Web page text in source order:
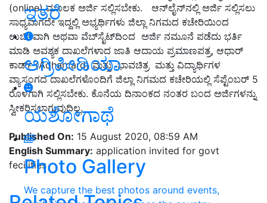
ಇತರೆ
ಅಗ್ರಿಪೀಡಿಯಾ
ಯಶೋಗಾಥೆ
Photo Gallery
We capture the best photos around events,
(online) ಮೂಲಕ ಅರ್ಜಿ ಸಲ್ಲಿಸಬೇಕು. ಆನ್‍ಲೈನ್‍ನಲ್ಲಿ ಅರ್ಜಿ ಸಲ್ಲಿಸಲು
ಸಾಧ್ಯವಾಗದೇ ಇದ್ದಲ್ಲಿ ಅಭ್ಯರ್ಥಿಗಳು ಜಿಲ್ಲಾ ನಿಗಮದ ಕಚೇರಿಯಿಂದ
ಉಚಿತವಾಗಿ ಅಥವಾ ವೆಬ್‍ಸೈಟ್‍ದಿಂದ ಅರ್ಜಿ ನಮೂನೆ ಪಡೆದು ಭರ್ತಿ
ಮಾಡಿ ಅವಶ್ಯಕ ದಾಖಲೆಗಳಾದ ಜಾತಿ ಆದಾಯ ಪ್ರಮಾಣಪತ್ರ, ಆಧಾರ್
ಕಾರ್ಡ್ (Adharcard) ಮತ್ತು ಭಾವಚಿತ್ರ ಮತ್ತು ವಿದ್ಯಾರ್ಥಿಗಳ
ವ್ಯಾಸಂಗದ ದಾಖಲೆಗಳೊಂದಿಗೆ ಜಿಲ್ಲಾ ನಿಗಮದ ಕಚೇರಿಯಲ್ಲಿ ಸೆಪ್ಟೆಂಬರ್ 5
ರೊಳಗಾಗಿ ಸಲ್ಲಿಸಬೇಕು. ಕೊನೆಯ ದಿನಾಂಕದ ನಂತರ ಬಂದ ಅರ್ಜಿಗಳನ್ನು
ಸ್ವೀಕರಿಸಲಾಗುವುದಿಲ್ಲ.
Published On: 15 August 2020, 08:59 AM
English Summary: application invited for govt
fecilities